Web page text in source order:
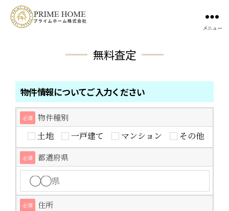
メニュー
無料査定
物件情報についてご入力ください
必須 物件種別
土地 一戸建て マンション その他
必須 都道府県
必須 住所